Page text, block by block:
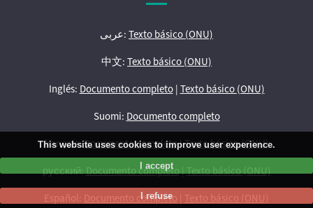
عربى: Texto básico (ONU)
中文: Texto básico (ONU)
Inglés: Documento completo| Texto básico (ONU)
Suomi: Documento completo
français:Documento completo|Texto básico (ONU)
русский:Documento completo|Texto básico (ONU)
Español: Documento completo Texto básico (ONU)
This website uses cookies to improve user experience.
I accept
I refuse